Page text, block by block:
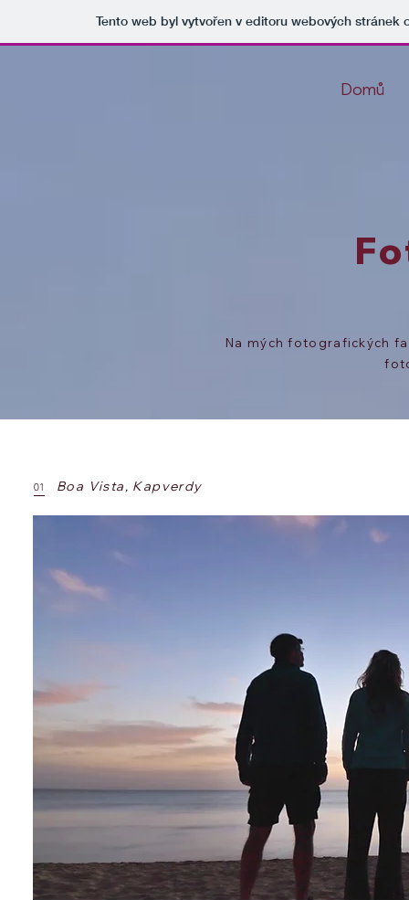
Tento web byl vytvořen v editoru webových stránek
Domů
Na mých fotografických
01 Boa Vista, Kapverdy